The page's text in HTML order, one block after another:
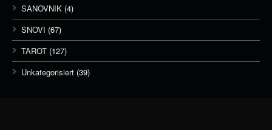
SANOVNIK (4)
SNOVI (67)
TAROT (127)
Unkategorisiert (39)